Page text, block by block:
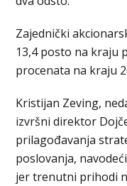
Zajednički
13,4 posto na kraju
procenata na kraju
Kristijan Zeving,
izvršni direktor
prilagođavanja
poslovanja,
jer trenutni prihodi